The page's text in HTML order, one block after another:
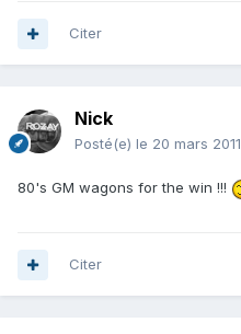
Citer
Nick
Posté(e) le 20 mars 2011
80's GM wagons for the win !!!
Citer